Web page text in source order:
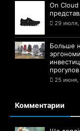
On
29
Больше
25 июня,
Комментарии